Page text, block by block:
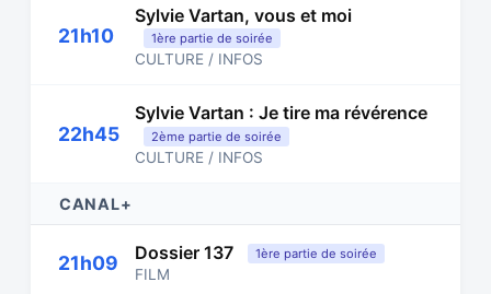
21h10
Sylvie Vartan, vous et moi
1ère partie de soirée
CULTURE / INFOS
22h45
Sylvie Vartan : Je tire ma révérence
2ème partie de soirée
CULTURE / INFOS
CANAL+
21h09 Dossier 137 1ère partie de soirée
FILM